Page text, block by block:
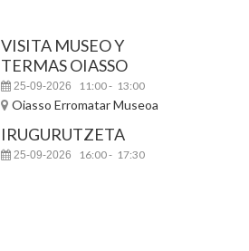
VISITA MUSEO Y
TERMAS OIASSO
25-09-2026 11:00- 13:00
Oiasso Erromatar Museoa
IRUGURUTZETA
25-09-2026 16:00- 17:30